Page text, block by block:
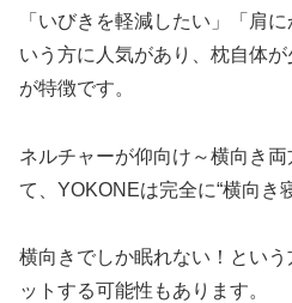
「いびきを軽減したい」「肩
いう方に人気があり、枕自体
が特徴です。
ネルチャーが仰向け～横向き
て、YOKONEは完全に“横向き
横向きでしか眠れない！とい
ットする可能性もあります。